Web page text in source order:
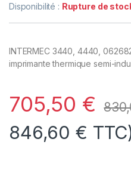
Disponibilité : Rupture de
INTERMEC 3440, 4440,
imprimante thermique semi-
705,50 €
846,60€